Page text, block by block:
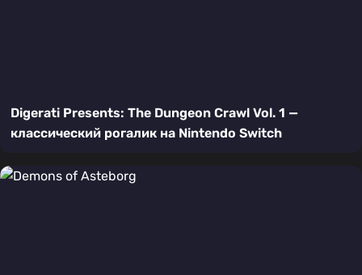
Digerati Presents: The Dungeon Crawl Vol. 1 —
классический рогалик на Nintendo Switch